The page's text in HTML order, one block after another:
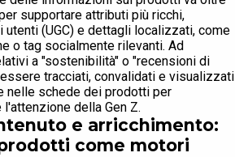
supportare attributi più ricchi,
utenti (UGC) e dettagli localizzati, come
o tag socialmente rilevanti. Ad
a "sostenibilità" o "recensioni di
tracciati, convalidati e visualizzati
nelle schede dei prodotti per
della Gen Z.
e arricchimento:
come motori